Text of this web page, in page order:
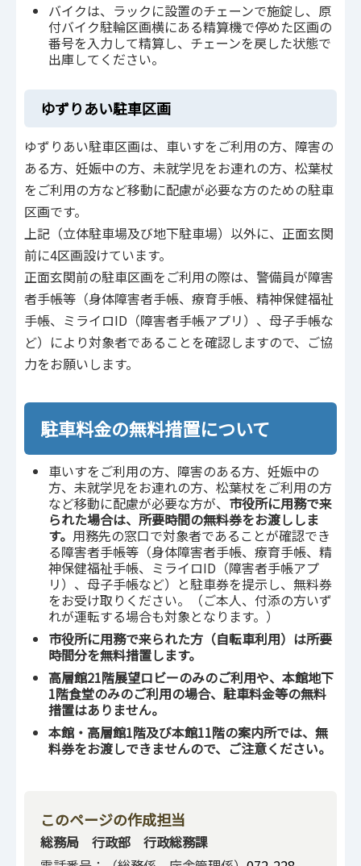
バイクは、ラックに設置のチェーンで施錠し、原
付バイク駐輪区画横にある精算機で停めた区画の
番号を入力して精算し、チェーンを戻した状態で
出庫してください。
ゆずりあい駐車区画
ゆずりあい駐車区画は、車いすをご利用の方、障害の
ある方、妊娠中の方、未就学児をお連れの方、松葉杖
をご利用の方など移動に配慮が必要な方のための駐車
区画です。
上記（立体駐車場及び地下駐車場）以外に、正面玄関
前に4区画設けています。
正面玄関前の駐車区画をご利用の際は、警備員が障害
者手帳等（身体障害者手帳、療育手帳、精神保健福祉
手帳、ミライロID（障害者手帳アプリ）、母子手帳な
ど）により対象者であることを確認しますので、ご協
力をお願いします。
駐車料金の無料措置について
車いすをご利用の方、障害のある方、妊娠中の
方、未就学児をお連れの方、松葉杖をご利用の方
など移動に配慮が必要な方が、 市役所に用務で来
られた場合は、所要時間の無料券をお渡ししま
す。 用務先の窓口で対象者であることが確認でき
る障害者手帳等（身体障害者手帳、療育手帳、精
神保健福祉手帳、ミライロID（障害者手帳アプ
リ）、母子手帳など）と駐車券を提示し、無料券
をお受け取りください。（ご本人、付添の方いず
れが運転する場合も対象となります。）
市役所に用務で来られた方（自転車利用）は所要
時間分を無料措置します。
高層館21階展望ロビーのみのご利用や、本館地下
1階食堂のみのご利用の場合、駐車料金等の無料
措置はありません。
本館・高層館1階及び本館11階の案内所では、無
料券をお渡しできませんので、ご注意ください。
このページの作成担当
総務局 行政部 行政総務課